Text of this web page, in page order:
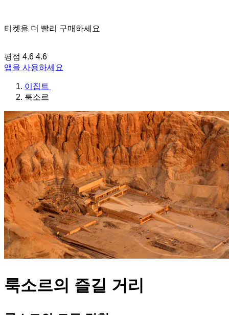
티켓을 더 빨리 구매하세요
평점 4.6 4.6
앱을 사용하세요
이집트
룩소르
룩소르의 즐길 거리